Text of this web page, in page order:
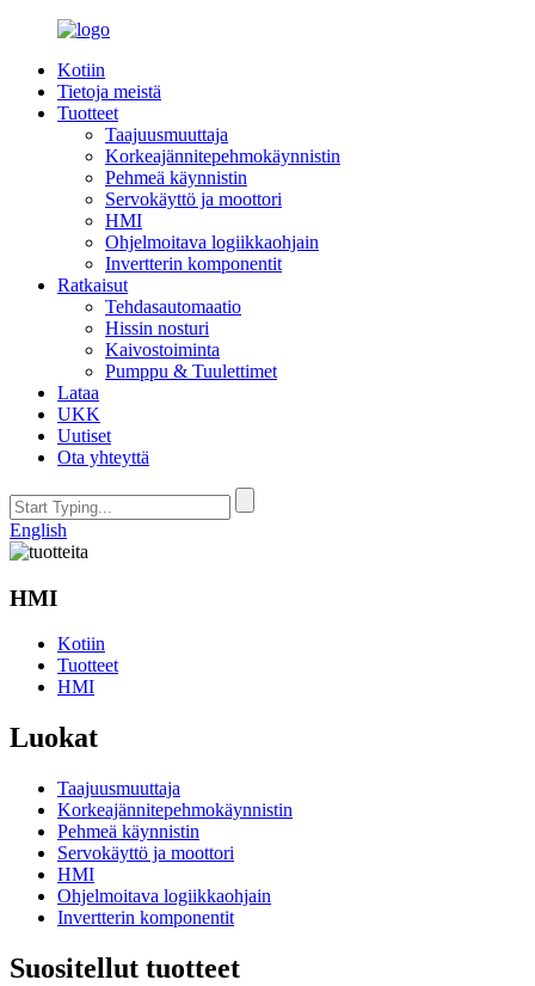
Kotiin
Tietoja meistä
Tuotteet
Taajuusmuuttaja
Korkeajännitepehmokäynnistin
Pehmeä käynnistin
Servokäyttö ja moottori
HMI
Ohjelmoitava logiikkaohjain
Invertterin komponentit
Ratkaisut
Tehdasautomaatio
Hissin nosturi
Kaivostoiminta
Pumppu & Tuulettimet
Lataa
UKK
Uutiset
Ota yhteyttä
English
HMI
Kotiin
Tuotteet
HMI
Luokat
Taajuusmuuttaja
Korkeajännitepehmokäynnistin
Pehmeä käynnistin
Servokäyttö ja moottori
HMI
Ohjelmoitava logiikkaohjain
Invertterin komponentit
Suositellut tuotteet